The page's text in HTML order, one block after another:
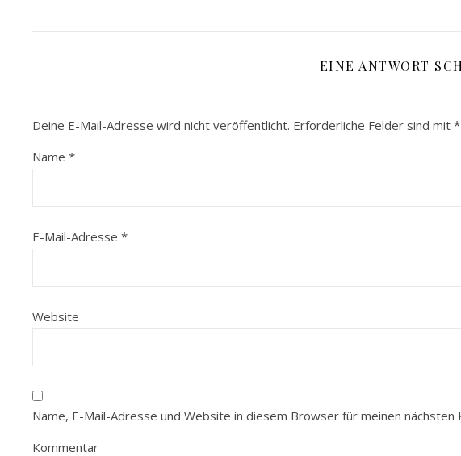
EINE ANTWORT
Deine E-Mail-Adresse wird nicht veröffentlicht. Erforderliche Felder sind mit *
Name *
E-Mail-Adresse *
Website
Name, E-Mail-Adresse und Website in diesem Browser für meinen nächsten
Kommentar